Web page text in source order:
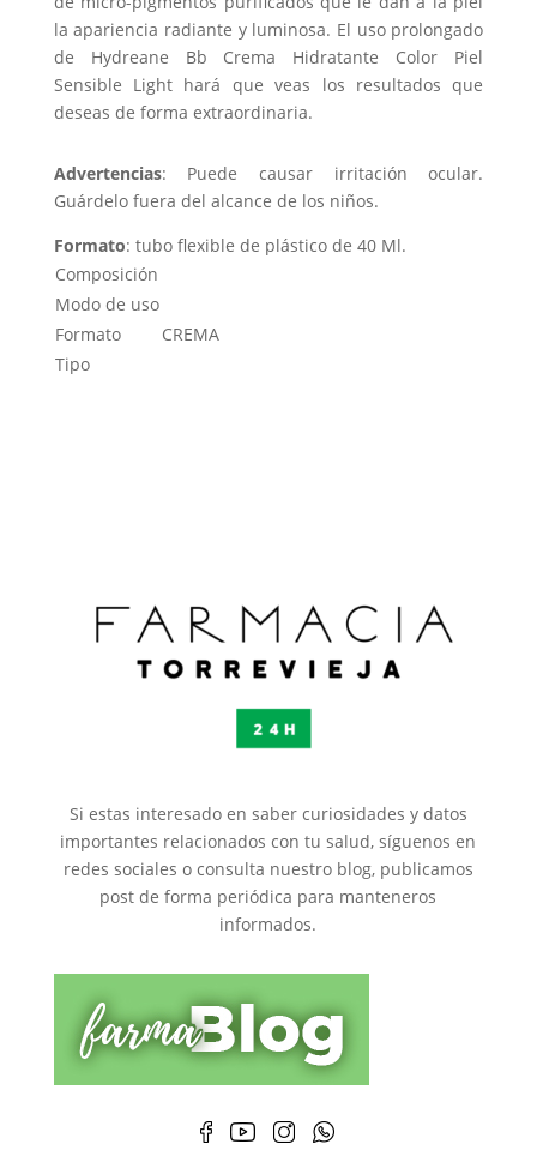
la apariencia radiante y luminosa. El uso prolongado
de Hydreane Bb Crema Hidratante Color Piel
Sensible Light hará que veas los resultados que
deseas de forma extraordinaria.
Advertencias: Puede causar irritación ocular.
Guárdelo fuera del alcance de los niños.
Formato: tubo flexible de plástico de 40 Ml.
Composición
Modo de uso
Formato
CREMA
Tipo
Si estas interesado en saber curiosidades y datos
importantes relacionados con tu salud, síguenos en
redes sociales o consulta nuestro blog, publicamos
post de forma periódica para manteneros
informados.